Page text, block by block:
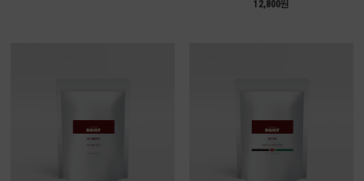
12,800원